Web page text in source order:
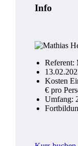
Info
Referent:
Kosten
€ pro
Umfang: